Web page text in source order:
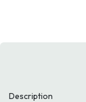
Description